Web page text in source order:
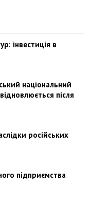
інвестиція в
національний
після
російських
підприємства